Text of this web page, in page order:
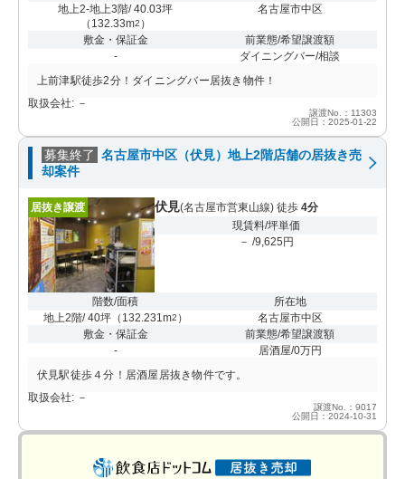
地上2-地上3階/ 40.03坪
（ 132.33m2 ）
名古屋市中区
敷金・保証金
-
前業態/希望譲渡額
ダイニングバー/相談
上前津駅徒歩2分！ダイニングバー居抜き物件！
取扱会社: －
譲渡No.：11303
公開日：2025-01-22
募集終了 名古屋市中区（伏見）地上2階店舗の居抜き売
却案件
居抜き譲渡 伏見(名古屋市営東山線) 徒歩 4分
現賃料/坪単価
－ /9,625円
階数/面積
地上2階/ 40坪（ 132.231m2 ）
所在地
名古屋市中区
敷金・保証金
-
前業態/希望譲渡額
居酒屋/0万円
伏見駅徒歩４分！居酒屋居抜き物件です。
取扱会社: －
譲渡No.：9017
公開日：2024-10-31